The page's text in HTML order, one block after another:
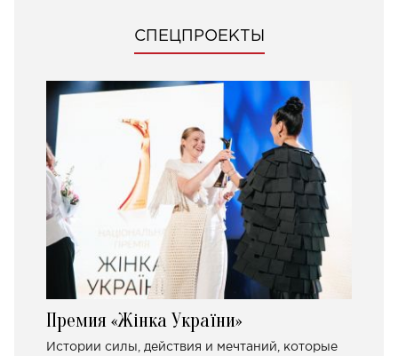
СПЕЦПРОЕКТЫ
Премия «Жінка України»
Истории силы, действия и мечтаний, которые